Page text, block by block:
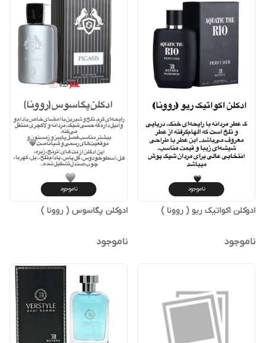
ناموجود
ادوکلن اکواتیک ریو ( روونا )
ناموجود
ناموجود
ادوکلن پگاسوس ( روونا )
ناموجود